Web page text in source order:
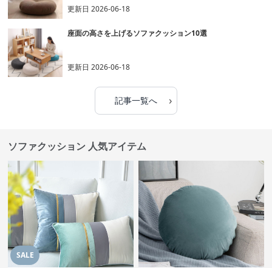
更新日2026-06-18
座面の高さを上げるソファクッション10選
更新日2026-06-18
記事一覧へ ›
ソファクッション 人気アイテム
SALE